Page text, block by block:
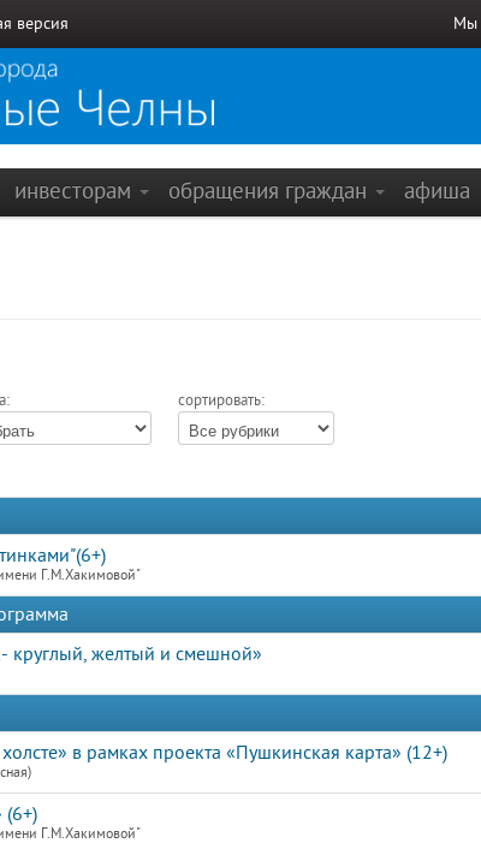
версия Мы
инвесторам обращения граждан афиша
сортировать:
Г.М.Хакимовой"
круглый, желтый и смешной»
в рамках проекта «Пушкинская карта» (12+)
(6+)
Г.М.Хакимовой"